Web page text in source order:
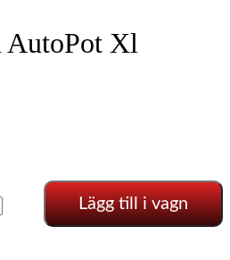
AutoPot Xl
Lägg till i vagn